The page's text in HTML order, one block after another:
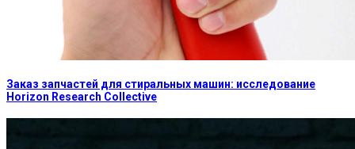
Заказ запчастей для стиральных машин: исследование
Horizon Research Collective